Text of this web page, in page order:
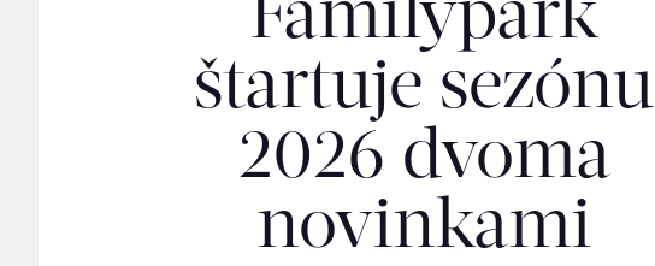
Familypark
štartuje sezónu
2026 dvoma
novinkami